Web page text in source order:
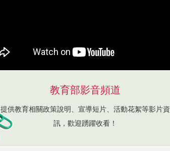
教育部影音頻道
提供教育相關政策說明、宣導短片、活動花絮等影片資
訊，歡迎踴躍收看！